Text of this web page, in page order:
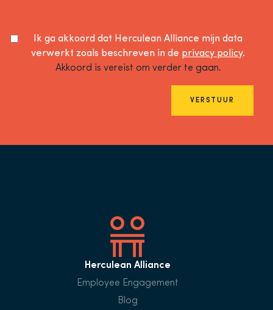
Ik ga akkoord dat Herculean Alliance mijn data
verwerkt zoals beschreven in de privacy policy.
Akkoord is vereist om verder te gaan.
VERSTUUR
Herculean Alliance
Employee Engagement
Blog